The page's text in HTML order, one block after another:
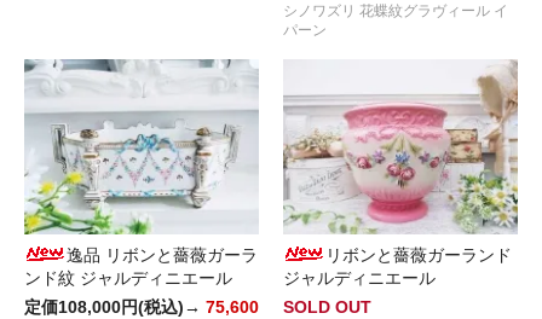
シノワズリ 花蝶紋グラヴィール イ
パーン
逸品 リボンと薔薇ガーラ
ンド紋 ジャルディニエール
定価108,000円(税込)→ 75,600
リボンと薔薇ガーランド
ジャルディニエール
SOLD OUT